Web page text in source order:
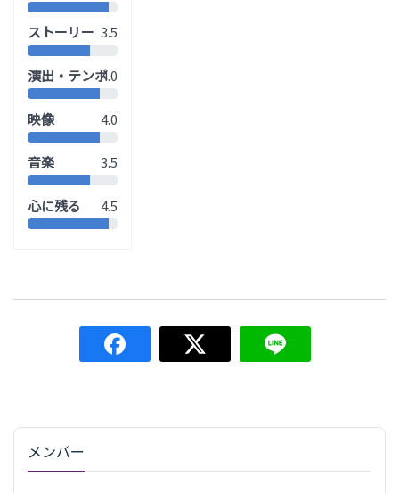
ストーリー 3.5
演出・テンポ4.0
映像 4.0
音楽 3.5
心に残る 4.5
メンバー